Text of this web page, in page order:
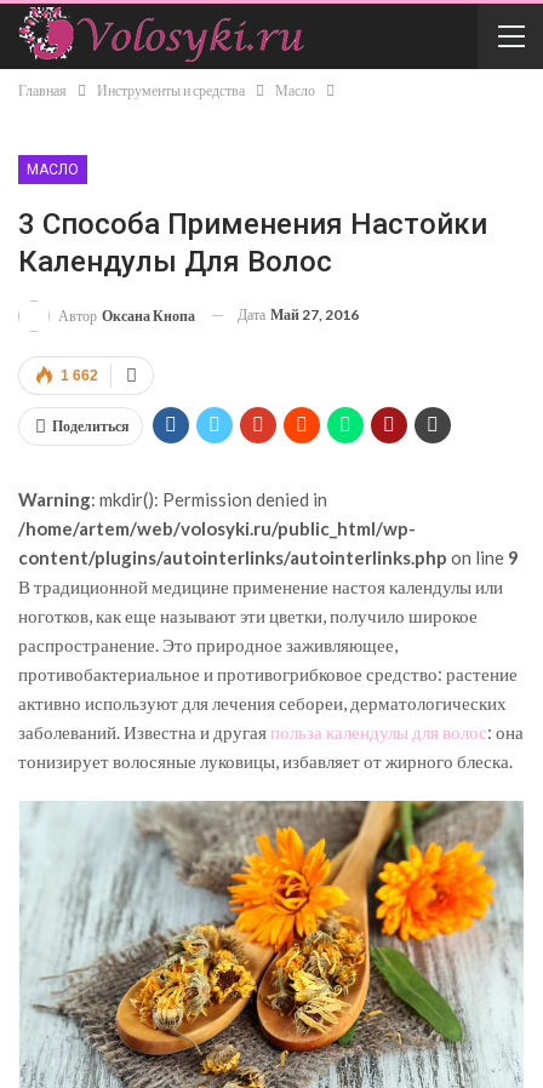
Главная Инструменты и средства Масло
МАСЛО
3 Способа Применения Настойки
Календулы Для Волос
Автор Оксана Кнопа Дата Май 27, 2016
1 662
Поделиться
Warning: mkdir(): Permission denied in
/home/artem/web/volosyki.ru/public_html/wp-
content/plugins/autointerlinks/autointerlinks.php on line 9
В традиционной медицине применение настоя календулы или
ноготков, как еще называют эти цветки, получило широкое
распространение. Это природное заживляющее,
противобактериальное и противогрибковое средство: растение
активно используют для лечения себореи, дерматологических
заболеваний. Известна и другаяпольза календулы для волос: она
тонизирует волосяные луковицы, избавляет от жирного блеска.